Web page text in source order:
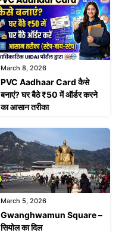
March 8, 2026
PVC Aadhaar Card कैसे
बनाएं? घर बैठे ₹50 में ऑर्डर करने
का आसान तरीका
March 5, 2026
Gwanghwamun Square –
सियोल का दिल